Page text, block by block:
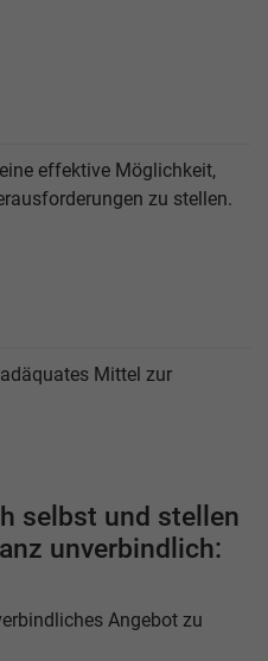
effektive Möglichkeit,
zu stellen.
Mittel zur
selbst und stellen
unverbindlich:
Angebot zu